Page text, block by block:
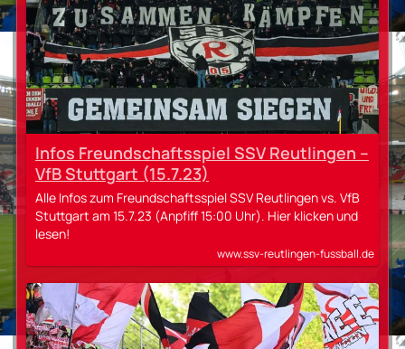
Infos Freundschaftsspiel SSV Reutlingen –
VfB Stuttgart (15.7.23)
Alle Infos zum Freundschaftsspiel SSV Reutlingen vs. VfB
Stuttgart am 15.7.23 (Anpfiff 15:00 Uhr). Hier klicken und
lesen!
www.ssv-reutlingen-fussball.de